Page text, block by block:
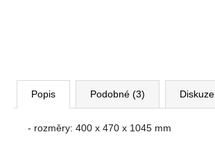
Popis Podobné (3) Diskuze
- rozměry: 400 x 470 x 1045 mm